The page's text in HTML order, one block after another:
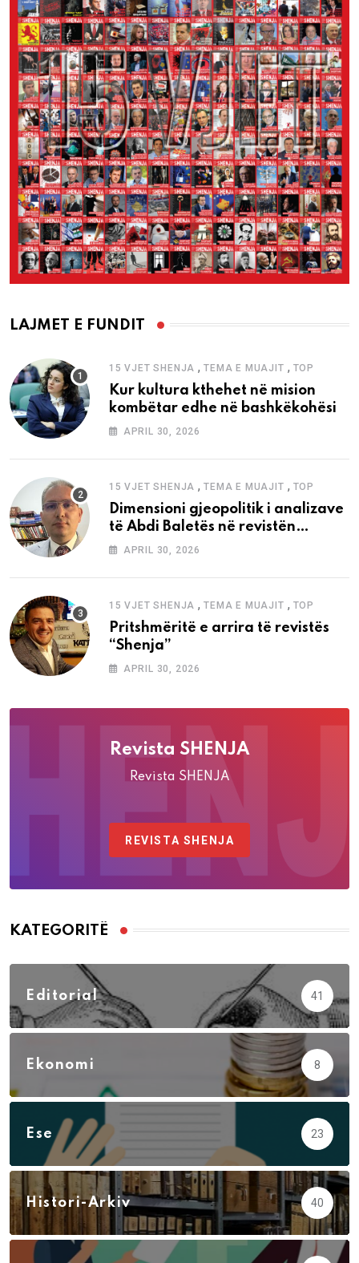
LAJMET E FUNDIT
15 VJET SHENJA ,TEMA E MUAJIT , TOP
Kur kultura kthehet në mision
kombëtar edhe në bashkëkohësi
APRIL 30, 2026
15 VJET SHENJA ,TEMA E MUAJIT , TOP
Dimensioni gjeopolitik i analizave
të Abdi Baletës në revistën
“Shenja”
APRIL 30, 2026
15 VJET SHENJA ,TEMA E MUAJIT , TOP
Pritshmëritë e arrira të revistës
“Shenja”
APRIL 30, 2026
Revista SHENJA
Revista SHENJA
REVISTA SHENJA
KATEGORITË
Editorial 41
Ekonomi 8
Ese 23
Histori-Arkiv 40